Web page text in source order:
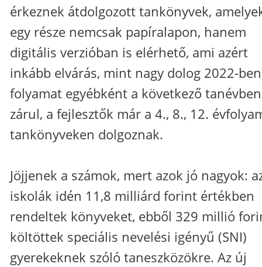
érkeznek átdolgozott tankönyvek,
egy része nemcsak papíralapon, hanem
digitális verzióban is elérhető, ami azért
inkább elvárás, mint nagy dolog 2022-
folyamat egyébként a következő tanévben
zárul, a fejlesztők már a 4., 8., 12.
tankönyveken dolgoznak.
Jöjjenek a számok, mert azok jó nagyok:
iskolák idén 11,8 milliárd forint értékben
rendeltek könyveket, ebből 329 millió
költöttek speciális nevelési igényű (SNI)
gyerekeknek szóló taneszközökre. Az új